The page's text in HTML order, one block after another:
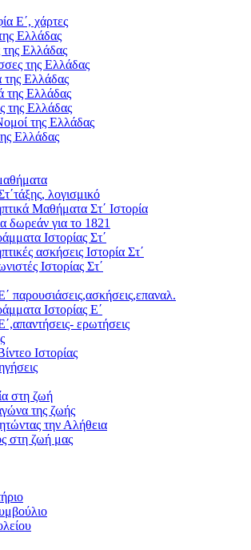
Ε΄, χάρτες
Ελλάδας
της Ελλάδας
της Ελλάδας
της Ελλάδας
της Ελλάδας
της Ελλάδας
της Ελλάδας
Ελλάδας
λογισμικό
Μαθήματα Στ΄ Ιστορία
δωρεάν για το 1821
Ιστορίας Στ΄
ασκήσεις Ιστορία Στ΄
Ιστορίας Στ΄
παρουσιάσεις,ασκήσεις,επαναλ.
Ιστορίας Ε΄
ερωτήσεις
Ιστορίας
στη ζωή
της ζωής
την Αλήθεια
στη ζωή μας